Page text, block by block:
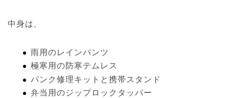
中身は、
雨用のレインパンツ
極寒用の防寒テムレス
パンク修理キットと携帯スタンド
弁当用のジップロックタッパー